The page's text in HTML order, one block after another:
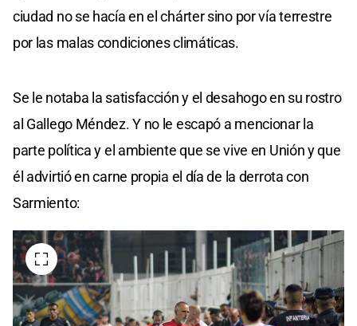
ciudad no se hacía en el chárter sino por vía terrestre
por las malas condiciones climáticas.
Se le notaba la satisfacción y el desahogo en su rostro
al Gallego Méndez. Y no le escapó a mencionar la
parte política y el ambiente que se vive en Unión y que
él advirtió en carne propia el día de la derrota con
Sarmiento: